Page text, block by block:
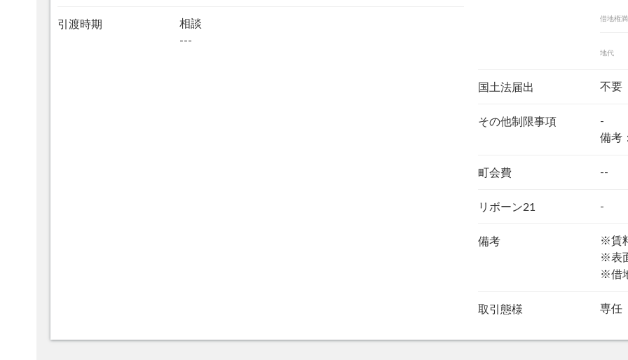
引渡時期
相談
---
借地権
地代
国土法届出 不要
その他制限事項
-
備考
町会費 --
リボーン21 -
備考
※賃
※表
※借
取引態様 専任